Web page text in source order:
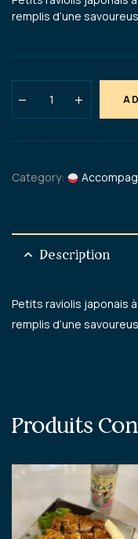
remplis d’une
Category:
Description
Petits raviolis japonais
remplis d’une
Produits